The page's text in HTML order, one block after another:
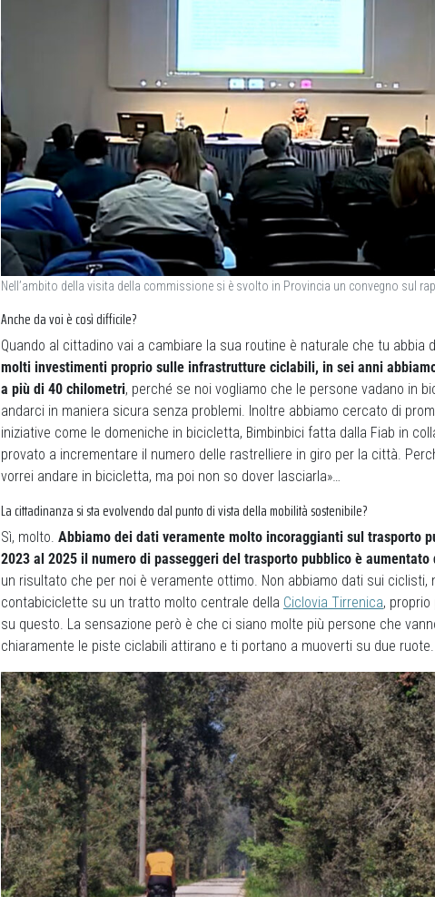
Nell’ambito della visita della commissione si è svolto in Provincia un convegno sul
Anche da voi è così difficile?
Quando al cittadino vai a cambiare la sua routine è naturale che tu abbia
molti investimenti proprio sulle infrastrutture ciclabili, in sei anni
a più di 40 chilometri, perché se noi vogliamo che le persone vadano in
andarci in maniera sicura senza problemi. Inoltre abbiamo cercato di
iniziative come le domeniche in bicicletta, Bimbinbici fatta dalla Fiab in
provato a incrementare il numero delle rastrelliere in giro per la città.
vorrei andare in bicicletta, ma poi non so dover lasciarla»…
La cittadinanza si sta evolvendo dal punto di vista della mobilità sostenibile?
Sì, molto. Abbiamo dei dati veramente molto incoraggianti sul trasporto
2023 al 2025 il numero di passeggeri del trasporto pubblico è aumentato
un risultato che per noi è veramente ottimo. Non abbiamo dati sui ciclisti,
contabiciclette su un tratto molto centrale della Ciclovia Tirrenica,
su questo. La sensazione però è che ci siano molte più persone che
chiaramente le piste ciclabili attirano e ti portano a muoverti su due ruote.